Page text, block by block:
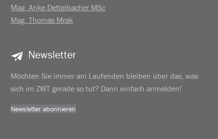
Mag. Anke Dettelbacher MSc
Mag. Thomas Mrak
Newsletter
Möchten Sie immer am Laufenden bleiben über das, was
sich im ZWT gerade so tut? Dann einfach anmelden!
Newsletter abonnieren